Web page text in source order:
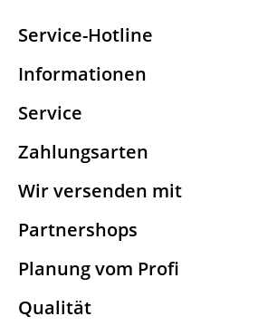
Service-Hotline
Informationen
Service
Zahlungsarten
Wir versenden mit
Partnershops
Planung vom Profi
Qualität